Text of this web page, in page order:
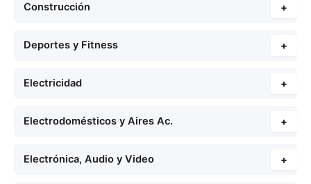
Construcción +
Deportes y Fitness +
Electricidad +
Electrodomésticos y Aires Ac. +
Electrónica, Audio y Video +